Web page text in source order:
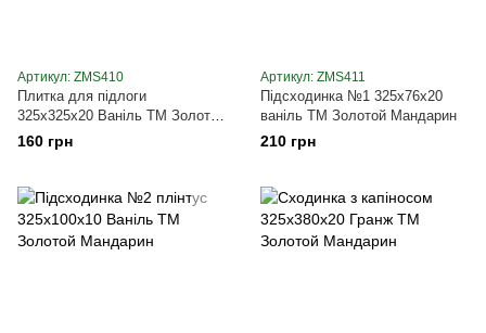
Артикул: ZMS410
Плитка для підлоги
325х325х20 Ваніль ТМ Золотой
Мандарин
160 грн
Артикул: ZMS411
Підсходинка №1 325х76х20
ваніль ТМ Золотой Мандарин
210 грн